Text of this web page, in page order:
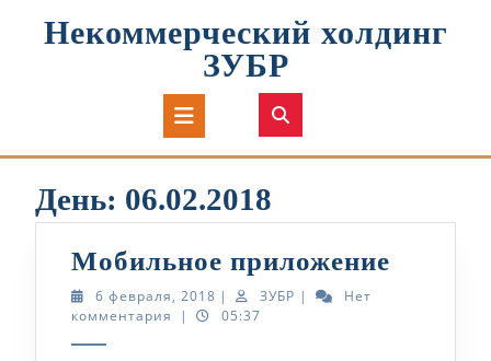
Некоммерческий холдинг
ЗУБР
Кнопка
Открыть
День: 06.02.2018
Мобильное приложение
6 февраля, 2018 6
февраля,
| ЗУБР ЗУБР
|
Нет
комментария
| 05:37